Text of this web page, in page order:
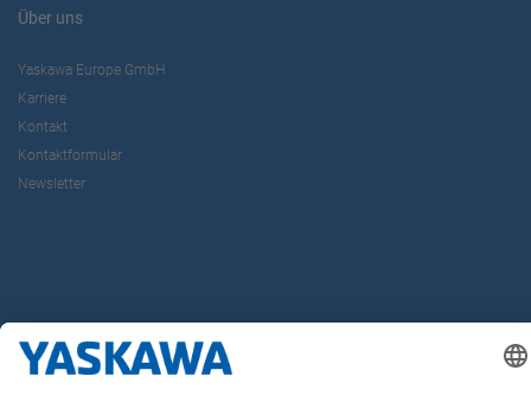
Über uns
Yaskawa Europe GmbH
Karriere
Kontakt
Kontaktformular
Newsletter